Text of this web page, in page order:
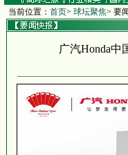
当前位置： 首页> 球坛聚焦> 要
广汽Honda